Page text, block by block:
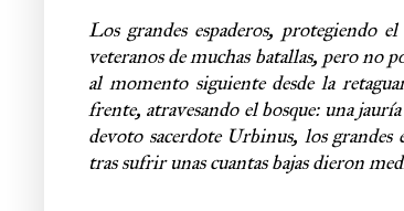
Los grandes espaderos,
veteranos de muchas batallas, pero no
al momento siguiente desde la
frente, atravesando el bosque: una
devoto sacerdote Urbinus, los grandes
tras sufrir unas cuantas bajas dieron